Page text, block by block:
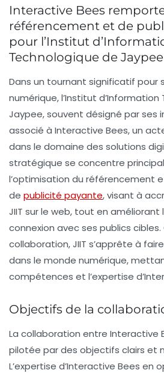
Interactive Bees
référencement et de
pour l’Institut
Technologique de Jaypee
Dans un tournant significatif pour
numérique, l’Institut
Jaypee, souvent désigné par ses
associé à Interactive Bees, un
dans le domaine des solutions
stratégique se concentre
l’optimisation du référencement
de publicité payante, visant à
JIIT sur le web, tout en
connexion avec ses publics
collaboration, JIIT s’apprête à
dans le monde numérique,
compétences et l’expertise
Objectifs de la
La collaboration entre Interactive
pilotée par des objectifs clairs et
L’expertise d’Interactive Bees en